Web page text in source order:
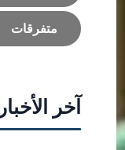
متفرقات
آخر الأخبار